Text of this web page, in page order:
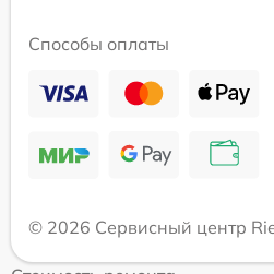
Способы оплаты
© 2026 Сервисный центр